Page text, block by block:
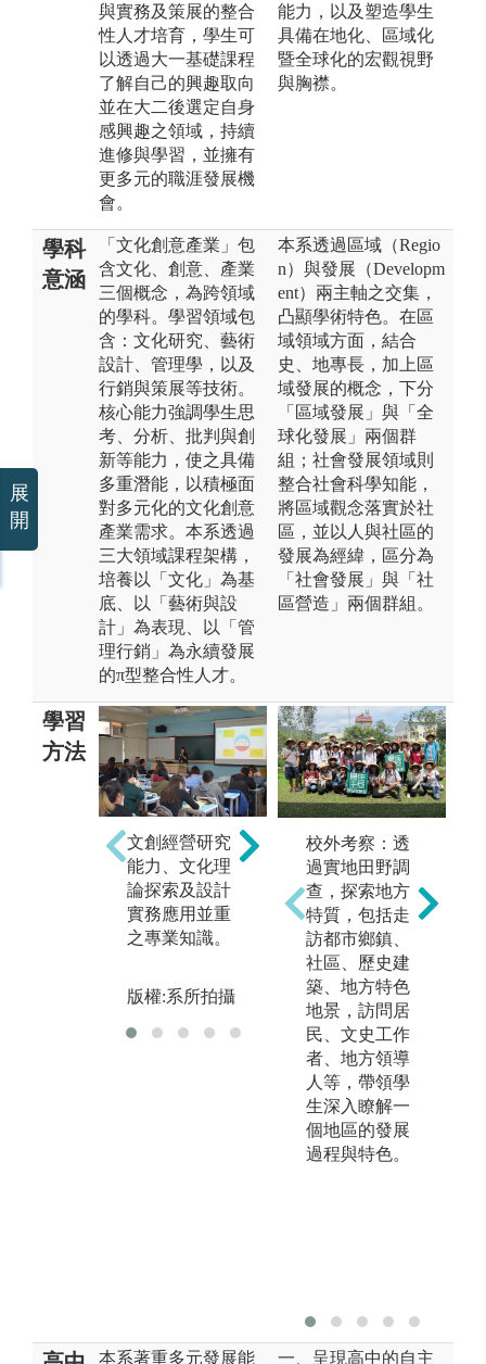
與實務及策展的整合
性人才培育，學生可
以透過大一基礎課程
了解自己的興趣取向
並在大二後選定自身
感興趣之領域，持續
進修與學習，並擁有
更多元的職涯發展機
會。
能力，以及塑造學生
具備在地化、區域化
暨全球化的宏觀視野
與胸襟。
學科
意涵
「文化創意產業」包
含文化、創意、產業
三個概念，為跨領域
的學科。學習領域包
含：文化研究、藝術
設計、管理學，以及
行銷與策展等技術。
核心能力強調學生思
考、分析、批判與創
新等能力，使之具備
多重潛能，以積極面
對多元化的文化創意
產業需求。本系透過
三大領域課程架構，
培養以「文化」為基
底、以「藝術與設
計」為表現、以「管
理行銷」為永續發展
的π型整合性人才。
本系透過區域（Regio
n）與發展（Developm
ent）兩主軸之交集，
凸顯學術特色。在區
域領域方面，結合
史、地專長，加上區
域發展的概念，下分
「區域發展」與「全
球化發展」兩個群
組；社會發展領域則
整合社會科學知能，
將區域觀念落實於社
區，並以人與社區的
發展為經緯，區分為
「社會發展」與「社
區營造」兩個群組。
學習
方法
文創經營研究
能力、文化理
論探索及設計
實務應用並重
之專業知識。
版權:系所拍攝
思考、分析、
判斷、創造等
設計能力。
版權:系所拍攝
校外考察：透
過實地田野調
查，探索地方
特質，包括走
訪都市鄉鎮、
社區、歷史建
築、地方特色
地景，訪問居
民、文史工作
者、地方領導
人等，帶領學
生深入瞭解一
個地區的發展
過程與特色。
本系著重多元發展能 一、呈現高中的自主
展
開